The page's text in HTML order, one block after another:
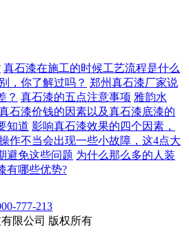
真石漆在施工的时候工艺流程是什么
，你了解过吗？ 郑州真石漆厂家说
？ 真石漆的五点注意事项 雅韵水
石漆价钱的因素以及真石漆底漆的
知道 影响真石漆效果的四个因素，
作不当会出现一些小故障，这4点大
避免这些问题 为什么那么多的人装
有哪些优势?
777-213
限公司 版权所有